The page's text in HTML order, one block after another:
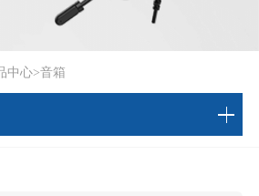
中心>音箱